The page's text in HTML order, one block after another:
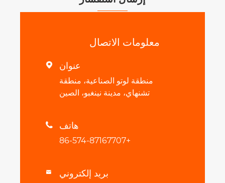
معلومات الاتصال
 عنوان
منطقة لوتو الصناعية، منطقة
تشنهاي، مدينة نينغبو، الصين
 هاتف
+86-574-87167707
 بريد إلكتروني